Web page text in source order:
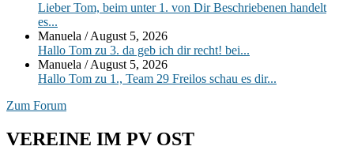
Lieber Tom, beim unter 1. von Dir Beschriebenen handelt
es...
Manuela /August 5, 2026
Hallo Tom zu 3. da geb ich dir recht! bei...
Manuela /August 5, 2026
Hallo Tom zu 1., Team 29 Freilos schau es dir...
Zum Forum
VEREINE IM PV OST